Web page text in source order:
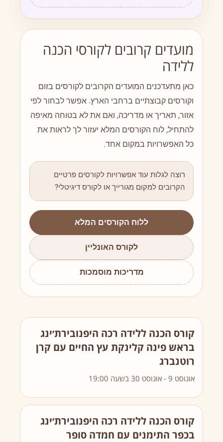
מועדים קרובים לקורסי הכנה
ללידה
כאן מתעדכנים המועדים הקרובים לקורסים בזום
וקורסים קבוצתיים ברחבי הארץ. אפשר לבחור לפי
אזור, תאריך או מדריכה, ואם את לא בטוחה מאיפה
להתחיל, לוח הקורסים המלא יעזור לך לראות את
כל האפשרויות במקום אחד.
רוצה לגלות עוד אפשרויות לקורסים פרטיים
הקרובים למקום מגורייך או לקורס דיגיטלי?
ללוח הקורסים המלא
לקורס האונליין
מדריכות מוסמכות
קורס הכנה ללידה רכה היפנובירת׳ינג
בראש פינה קלינקת עץ החיים עם קרן
רוטנברג
אוגוסט 9 - אוגוסט 30 בשעה 19:00
קורס הכנה ללידה רכה היפנובירת׳ינג
בכפר התימנים עם חמדה סופר